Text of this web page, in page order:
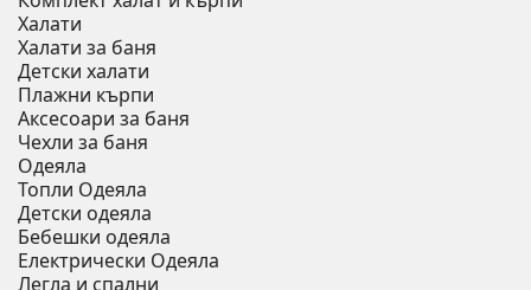
Халати
Халати за баня
Детски халати
Плажни кърпи
Аксесоари за баня
Чехли за баня
Одеяла
Топли Одеяла
Детски одеяла
Бебешки одеяла
Електрически Одеяла
Легла и спални